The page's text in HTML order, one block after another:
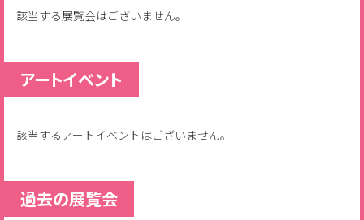
該当する展覧会はございません。
アートイベント
該当するアートイベントはございません。
過去の展覧会